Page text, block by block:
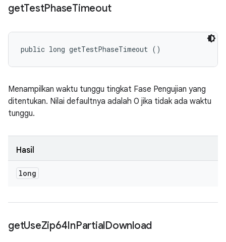
getTestPhaseTimeout
public long getTestPhaseTimeout ()
Menampilkan waktu tunggu tingkat Fase Pengujian yang
ditentukan. Nilai defaultnya adalah 0 jika tidak ada waktu
tunggu.
Hasil
long
getUseZip64InPartialDownload